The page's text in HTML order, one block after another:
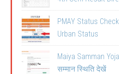
PMAY Status
Urban Status
Maiya Samman
सम्मान स्थिति देखें